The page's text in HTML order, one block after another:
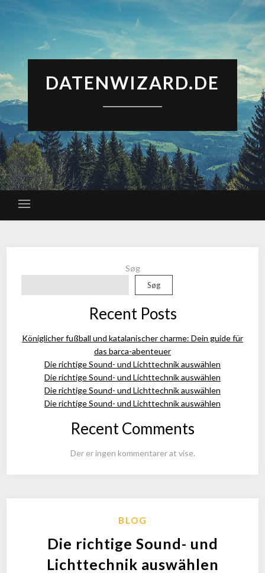
DATENWIZARD.DE
Søg
Søg
Recent Posts
Königlicher fußball und katalanischer charme: Dein guide für
das barca-abenteuer
Die richtige Sound- und Lichttechnik auswählen
Die richtige Sound- und Lichttechnik auswählen
Die richtige Sound- und Lichttechnik auswählen
Die richtige Sound- und Lichttechnik auswählen
Recent Comments
Der er ingen kommentarer at vise.
BLOG
Die richtige Sound- und
Lichttechnik auswählen